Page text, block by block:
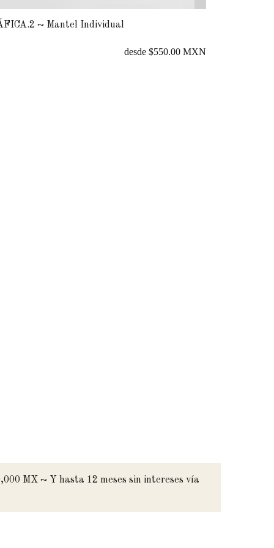
PALMITO ~ Tapete
MX ~ Y hasta 12 meses sin intereses vía